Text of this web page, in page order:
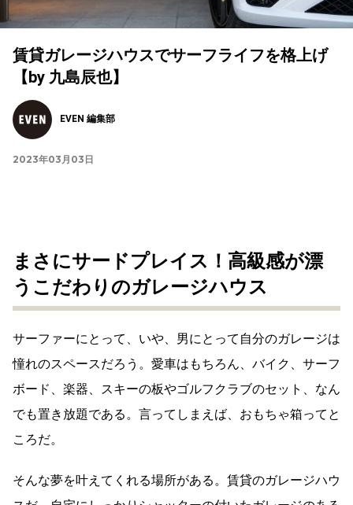
賃貸ガレージハウスでサーフライフを格上げ
【by 九島辰也】
EVEN 編集部
2023年03月03日
まさにサードプレイス！高級感が漂
うこだわりのガレージハウス
サーファーにとって、いや、男にとって自分のガレージは
憧れのスペースだろう。愛車はもちろん、バイク、サーフ
ボード、楽器、スキーの板やゴルフクラブのセット、なん
でも置き放題である。言ってしまえば、おもちゃ箱ってと
ころだ。
そんな夢を叶えてくれる場所がある。賃貸のガレージハウ